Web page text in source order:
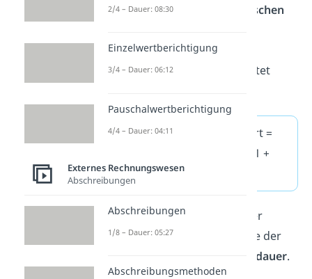
Inflationoder wegen
technischen
könnte. Die Formel für den
Wiederbeschaffungswert lautet
Wiederbeschaffungswert =
Anschaffungskosten • (1 +
Inflationsrate)
Dasnentspricht auch hier der
technischen beziehungsweise der
erwarteten realen Nutzungsdauer.
2/4 – Dauer: 08:30
Einzelwertberichtigung
3/4 – Dauer: 06:12
Pauschalwertberichtigung
4/4 – Dauer: 04:11
Externes Rechnungswesen
Abschreibungen
Abschreibungen
1/8 – Dauer: 05:27
Abschreibungsmethoden